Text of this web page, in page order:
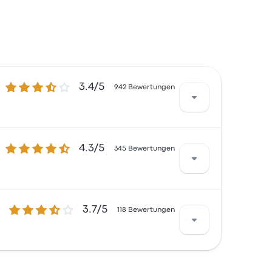
3.4 von 5 Sternen3.4/5 942 Bewertungen
waren besonders zufrieden mit der
für diese Reise beginnen bei 33 €
4.3 von 5 Sternen4.3/5 345 Bewertungen
besonders zufrieden mit Personal
€
3.7 von 5 Sternen3.7/5 118 Bewertungen